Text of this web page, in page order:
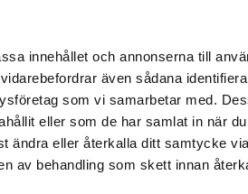
innehållet och annonserna till
även sådana
som vi samarbetar med.
eller som de har samlat in när
ändra eller återkalla ditt samtycke
av behandling som skett innan
Nutridrink
kostfiber
jordgubb,